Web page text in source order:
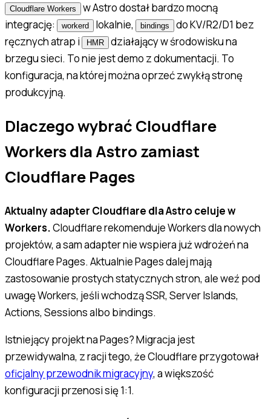
Cloudflare Workers
w Astro dostał bardzo mocną
integrację:
workerd lokalnie, bindings
do KV/R2/D1 bez
ręcznych atrap i
HMR
działający w środowisku na
brzegu sieci. To nie jest demo z dokumentacji. To
konfiguracja, na której można oprzeć zwykłą stronę
produkcyjną.
Dlaczego wybrać Cloudflare
Workers dla Astro zamiast
Cloudflare Pages
Aktualny adapter Cloudflare dla Astro celuje w
Workers.Cloudflare rekomenduje Workers dla nowych
projektów, a sam adapter nie wspiera już wdrożeń na
Cloudflare Pages. Aktualnie Pages dalej mają
zastosowanie prostych statycznych stron, ale weź pod
uwagę Workers, jeśli wchodzą SSR, Server Islands,
Actions, Sessions albo bindings.
Istniejący projekt na Pages? Migracja jest
przewidywalna, z racji tego, że Cloudflare przygotował
oficjalny przewodnik migracyjny, a większość
konfiguracji przenosi się 1:1.